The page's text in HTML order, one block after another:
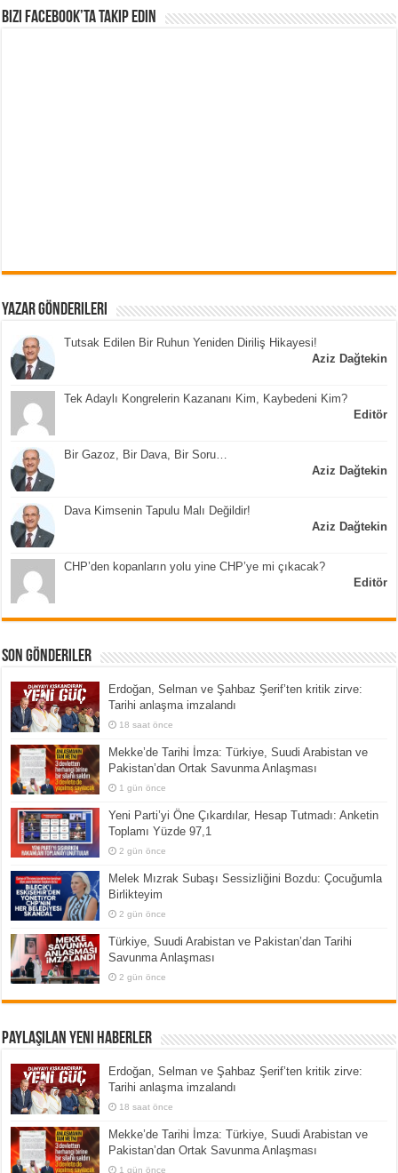
Bizi Facebook’ta Takip Edin
Yazar Gönderileri
Tutsak Edilen Bir Ruhun Yeniden Diriliş Hikayesi!
Aziz Dağtekin
Tek Adaylı Kongrelerin Kazananı Kim, Kaybedeni Kim?
Editör
Bir Gazoz, Bir Dava, Bir Soru…
Aziz Dağtekin
Dava Kimsenin Tapulu Malı Değildir!
Aziz Dağtekin
CHP’den kopanların yolu yine CHP’ye mi çıkacak?
Editör
Son Gönderiler
Erdoğan, Selman ve Şahbaz Şerif’ten kritik zirve:
Tarihi anlaşma imzalandı
18 saat önce
Mekke’de Tarihi İmza: Türkiye, Suudi Arabistan ve
Pakistan’dan Ortak Savunma Anlaşması
1 gün önce
Yeni Parti’yi Öne Çıkardılar, Hesap Tutmadı: Anketin
Toplamı Yüzde 97,1
2 gün önce
Melek Mızrak Subaşı Sessizliğini Bozdu: Çocuğumla
Birlikteyim
2 gün önce
Türkiye, Suudi Arabistan ve Pakistan’dan Tarihi
Savunma Anlaşması
2 gün önce
Paylaşılan Yeni Haberler
Erdoğan, Selman ve Şahbaz Şerif’ten kritik zirve:
Tarihi anlaşma imzalandı
18 saat önce
Mekke’de Tarihi İmza: Türkiye, Suudi Arabistan ve
Pakistan’dan Ortak Savunma Anlaşması
1 gün önce